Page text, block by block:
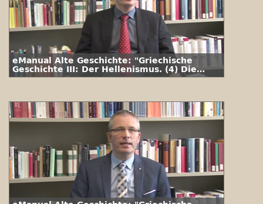
eManual Alte Geschichte: "Griechische
Geschichte III: Der Hellenismus. (4) Die
Seleukiden und Ptolemäer"